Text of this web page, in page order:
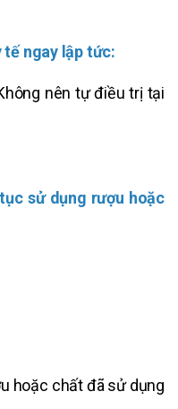
tế ngay lập tức:
nên tự điều trị tại
sử dụng rượu hoặc
hoặc chất đã sử dụng